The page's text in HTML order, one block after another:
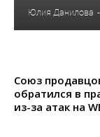
Юлия Данилова -
Союз
обратился в
из-за атак на